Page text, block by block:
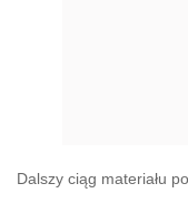
Dalszy ciąg materiału